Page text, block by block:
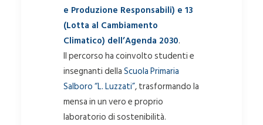
e Produzione Responsabili) e 13
(Lotta al Cambiamento
Climatico) dell’Agenda 2030.
Il percorso ha coinvolto studenti e
insegnanti dellaScuola Primaria
Salboro “L. Luzzati”, trasformando la
mensa in un vero e proprio
laboratorio di sostenibilità.